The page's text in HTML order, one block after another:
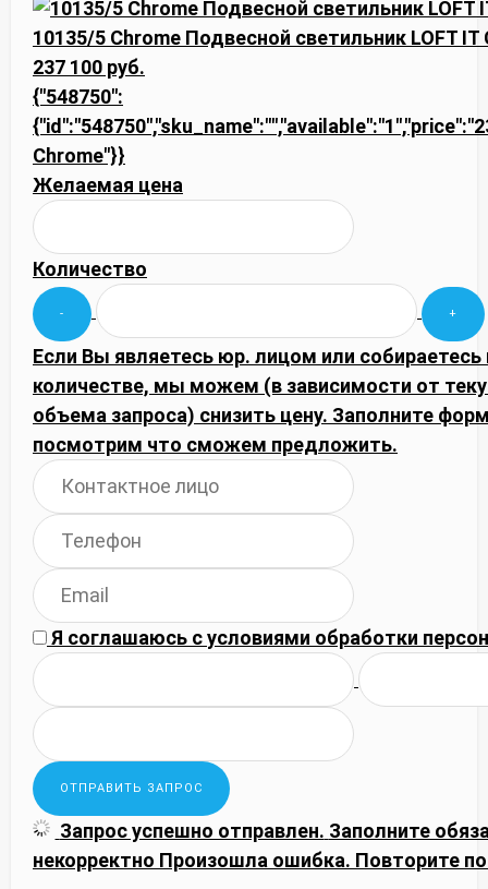
10135/5 Chrome Подвесной светильник LOFT
237 100 руб.
{"548750":
Chrome"}}
Желаемая цена
Количество
Если Вы являетесь юр. лицом или
количестве, мы можем (в зависимости от
объема запроса) снизить цену. Заполните
посмотрим что сможем предложить.
Я соглашаюсь сусловиями обработки
Запрос успешно отправлен. Заполните
некорректно Произошла ошибка. Повторите